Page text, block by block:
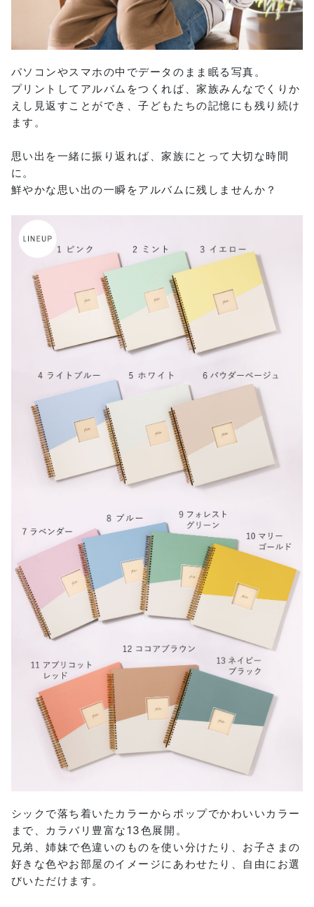
パソコンやスマホの中でデータのまま眠る写真。
プリントしてアルバムをつくれば、家族みんなでくりか
えし見返すことができ、子どもたちの記憶にも残り続け
ます。
思い出を一緒に振り返れば、家族にとって大切な時間
に。
鮮やかな思い出の一瞬をアルバムに残しませんか？
シックで落ち着いたカラーからポップでかわいいカラー
まで、カラバリ豊富な13色展開。
兄弟、姉妹で色違いのものを使い分けたり、お子さまの
好きな色やお部屋のイメージにあわせたり、自由にお選
びいただけます。